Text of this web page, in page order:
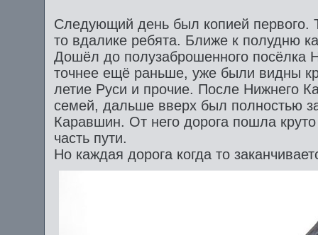
Следующий день был копией первого.
то вдалике ребята. Ближе к полудню
Дошёл до полузаброшенного
точнее ещё раньше, уже были видны
летие Руси и прочие. После Нижнего
семей, дальше вверх был полностью
Каравшин. От него дорога пошла
часть пути.
Но каждая дорога когда то